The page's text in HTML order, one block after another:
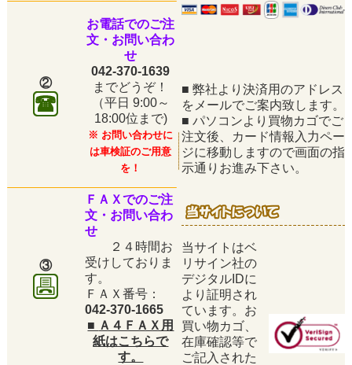
②
お電話でのご注
文・お問い合わ
せ
042-370-1639
までどうぞ！
（平日 9:00～
18:00位まで)
※ お問い合わせに
は車検証のご用意
を！
■ 弊社より決済用のアドレス
をメールでご案内致します。
■ パソコンより買物カゴでご
注文後、カード情報入力ペー
ジに移動しますので画面の指
示通りお進み下さい。
③
ＦＡＸでのご注
文・お問い合わ
せ
２４時間お
受けしておりま
す。
ＦＡＸ番号：
042-370-1665
当サイトはベ
リサイン社の
デジタルIDに
より証明され
ています。お
買い物カゴ、
在庫確認等で
ご記入された
■ Ａ４ＦＡＸ用
紙はこちらで
す。